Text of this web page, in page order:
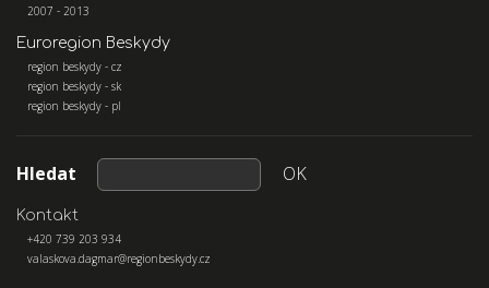
2007 - 2013
Euroregion Beskydy
region beskydy - cz
region beskydy - sk
region beskydy - pl
Hledat OK
Kontakt
+420 739 203 934
valaskova.dagmar@regionbeskydy.cz